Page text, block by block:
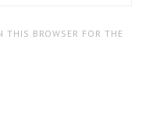
THIS BROWSER FOR THE